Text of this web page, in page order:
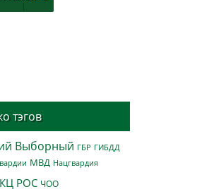
тэгов
Выборный ГБР ГИБДД
МВД Нацгвардия
РОС ЧОО